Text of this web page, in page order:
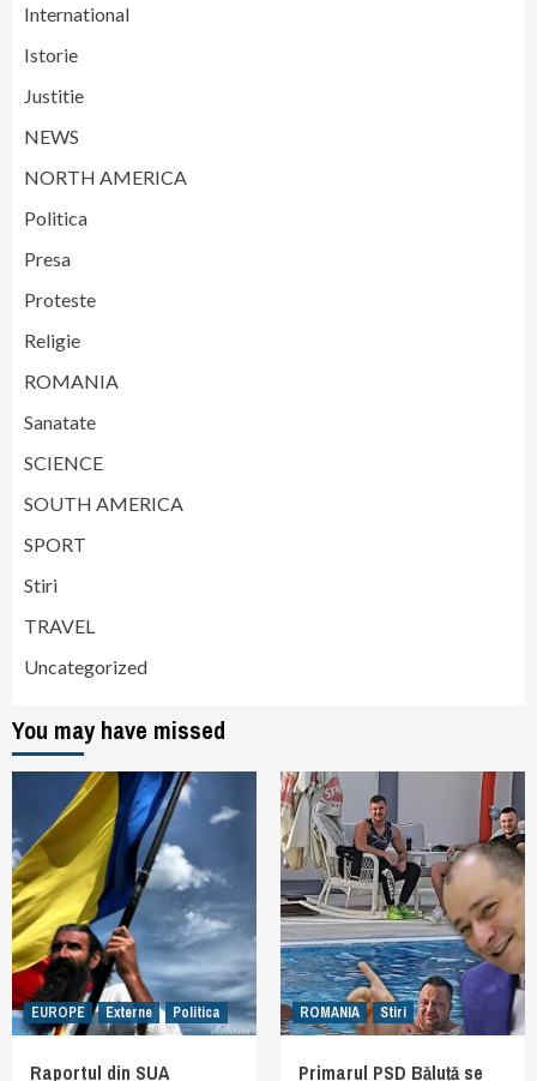
International
Istorie
Justitie
NEWS
NORTH AMERICA
Politica
Presa
Proteste
Religie
ROMANIA
Sanatate
SCIENCE
SOUTH AMERICA
SPORT
Stiri
TRAVEL
Uncategorized
You may have missed
EUROPE Externe Politica
Raportul din SUA
ROMANIA Stiri
Primarul PSD Băluță se